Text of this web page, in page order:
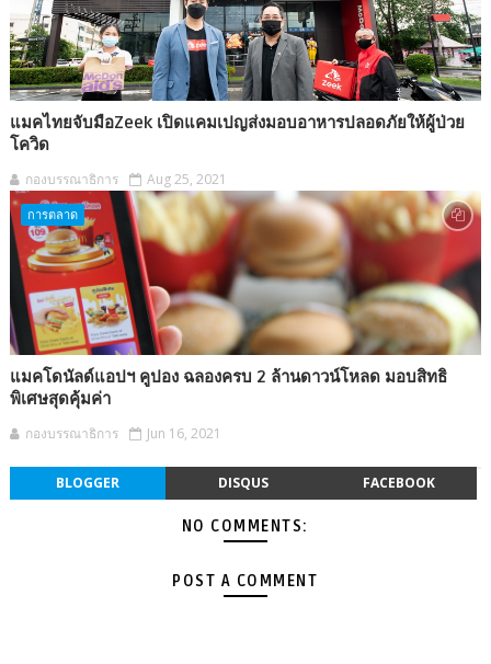
แมคไทยจับมือZeek เปิดแคมเปญส่งมอบอาหารปลอดภัยให้ผู้ป่วย
โควิด
กองบรรณาธิการ Aug 25, 2021
การตลาด
แมคโดนัลด์แอปฯ คูปอง ฉลองครบ 2 ล้านดาวน์โหลด มอบสิทธิ
พิเศษสุดคุ้มค่า
กองบรรณาธิการ Jun 16, 2021
BLOGGER DISQUS FACEBOOK
NO COMMENTS:
POST A COMMENT